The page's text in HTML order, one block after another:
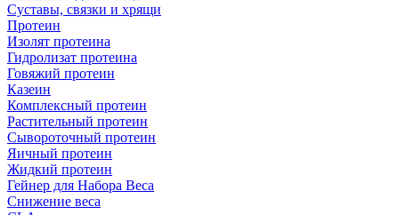
Суставы, связки и хрящи
Протеин
Изолят протеина
Гидролизат протеина
Говяжий протеин
Казеин
Комплексный протеин
Растительный протеин
Сывороточный протеин
Яичный протеин
Жидкий протеин
Гейнер для Набора Веса
Снижение веса